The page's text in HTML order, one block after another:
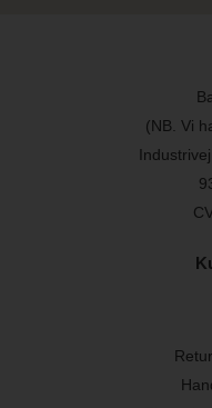
(NB. Vi